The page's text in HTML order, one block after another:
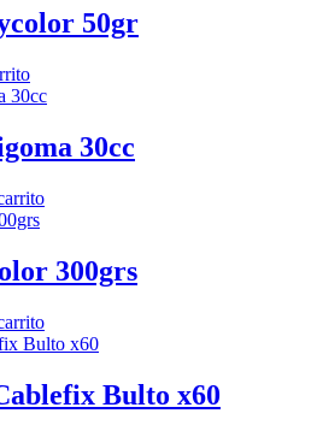
50gr
30cc
300grs
Bulto x60